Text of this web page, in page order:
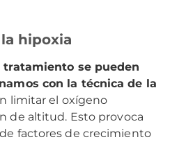
hipoxia
tratamiento se pueden
con la técnica de la
limitar el oxígeno
de altitud. Esto provoca
factores de crecimiento